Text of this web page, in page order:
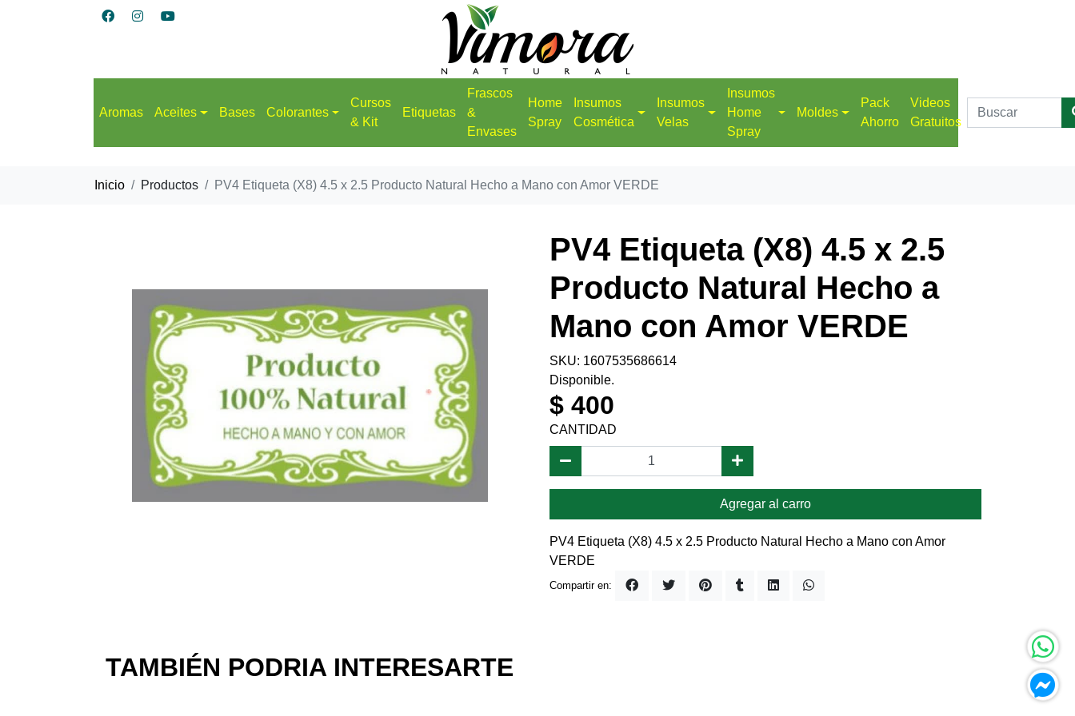
Aromas Aceites Bases Colorantes
Cursos
& Kit
Etiquetas
Frascos
&
Envases
Home
Spray
Insumos
Cosmética
Insumos
Velas
Insumos
Home
Spray
Moldes
Pack
Ahorro
Videos
Gratuitos
Inicio Productos PV4 Etiqueta (X8) 4.5 x 2.5 Producto Natural Hecho a Mano con Amor VERDE
PV4 Etiqueta (X8) 4.5 x 2.5
Producto Natural Hecho a
Mano con Amor VERDE
SKU: 1607535686614
Disponible.
$ 400
CANTIDAD
Agregar al carro
PV4 Etiqueta (X8) 4.5 x 2.5 Producto Natural Hecho a Mano con Amor
VERDE
Compartir en:
TAMBIÉN PODRIA INTERESARTE